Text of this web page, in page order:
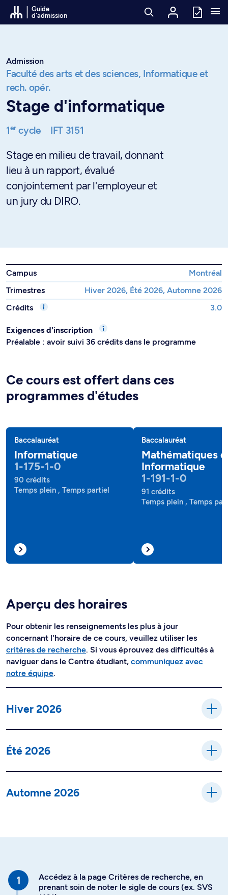
Passer au contenu
Guide
d'admission
Admission
Faculté des arts et des sciences, Informatique et
rech. opér.
Stage d'informatique
1ercycle IFT 3151
Stage en milieu de travail, donnant
lieu à un rapport, évalué
conjointement par l'employeur et
un jury du DIRO.
Campus
Montréal
Trimestres
Hiver 2026, Été 2026, Automne 2026
Crédits
3.0
Exigences d'inscription
Préalable : avoir suivi 36 crédits dans le programme
Ce cours est offert dans ces
programmes d'études
Baccalauréat
Informatique
1-175-1-0
90 crédits
Temps plein , Temps partiel
Baccalauréat
Mathématiques
Informatique
1-191-1-0
91 crédits
Temps plein , Temps
Aperçu des horaires
Pour obtenir les renseignements les plus à jour
concernant l'horaire de ce cours, veuillez utiliser les
critères de recherche. Si vous éprouvez des difficultés à
naviguer dans le Centre étudiant, communiquez avec
notre équipe.
Hiver 2026
Été 2026
Automne 2026
Accédez à la page Critères de recherche, en
prenant soin de noter le sigle de cours (ex. SVS